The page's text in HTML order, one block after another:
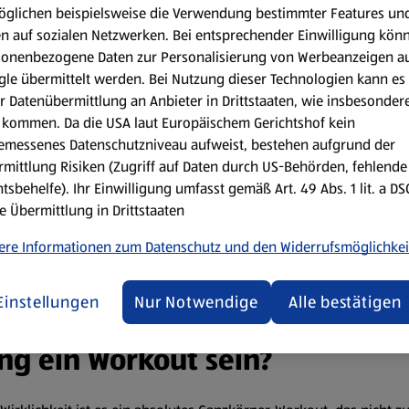
wenn das Wasser mindestens 30 Zentimeter tief ist. Doch an
Strömungen oder ablandigen Wind, ansonsten kann
zum Stand-up-Paddling. Achtet allerdings darauf,
Fließgeschwindigkeiten gibt! Nicht jeder Fluss ist auch
ein Workout sein?
beispielsweise die Verwendung bestimmter Features
auf sozialen Netzwerken. Bei entsprechender Einwilligung
Daten zur Personalisierung von Werbeanzeigen
übermittelt werden. Bei Nutzung dieser Technologien kann es
Datenübermittlung an Anbieter in Drittstaaten, wie
kommen. Da die USA laut Europäischem Gerichtshof kein
Datenschutzniveau aufweist, bestehen aufgrund der
Risiken (Zugriff auf Daten durch US-Behörden, fehlende
Ihr Einwilligung umfasst gemäß Art. 49 Abs. 1 lit. a
Übermittlung in Drittstaaten
Informationen zum Datenschutz und den
Nur Notwendige Alle bestätigen